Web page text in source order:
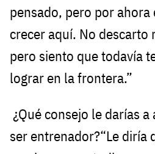
pensado, pero por ahora
crecer aquí. No descarto
pero siento que todavía
lograr en la frontera.”
¿Qué consejo le darías
ser entrenador?“Le diría